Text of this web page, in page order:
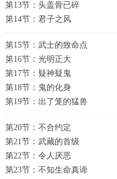
第13节：头盖骨已碎
第14节：君子之风
第15节：武士的致命点
第16节：光明正大
第17节：疑神疑鬼
第18节：鬼的化身
第19节：出了笼的猛兽
第20节：不合约定
第21节：武藏的首级
第22节：令人厌恶
第23节：不知生命真谛